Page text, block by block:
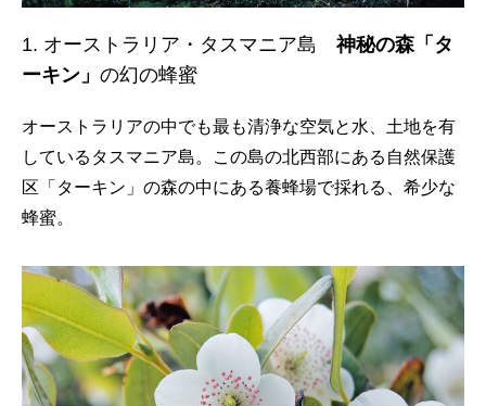
1. オーストラリア・タスマニア島 神秘の森「タ
ーキン」 の幻の蜂蜜
オーストラリアの中でも最も清浄な空気と水、土地を有
しているタスマニア島。この島の北西部にある自然保護
区「ターキン」の森の中にある養蜂場で採れる、希少な
蜂蜜。